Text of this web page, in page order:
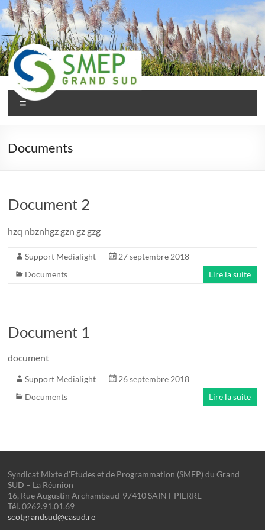
Aller
au
contenu
SMEP
Grand
Menu
Documents
Document 2
hzq nbznhgz gzn gz gzg
Support Medialight
27 septembre 2018
Documents
Lire la suite
Document 1
document
Support Medialight
26 septembre 2018
Documents
Lire la suite
Syndicat Mixte d’Etudes et de Programmation (SMEP) du Grand
SUD – La Réunion
16, Rue Augustin Archambaud-97410 SAINT-PIERRE
Tél. 0262.91.01.69
scotgrandsud@casud.re